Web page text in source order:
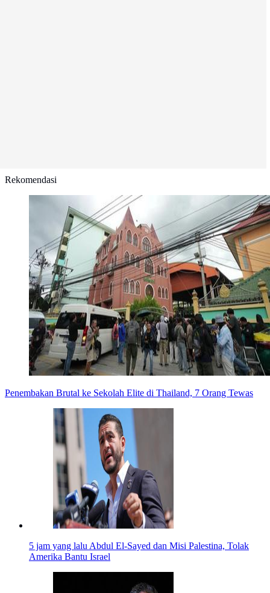
Rekomendasi
Penembakan Brutal ke Sekolah Elite di Thailand, 7 Orang Tewas
5 jam yang laluAbdul El-Sayed dan Misi Palestina, Tolak
Amerika Bantu Israel